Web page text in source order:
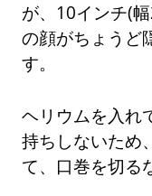
が、10インチ(
の顔がちょうど
す。
ヘリウムを入れ
持ちしないため
て、口巻を切る